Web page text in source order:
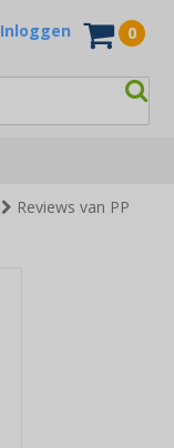
Inloggen 0
Reviews van PP